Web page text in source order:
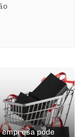
pode